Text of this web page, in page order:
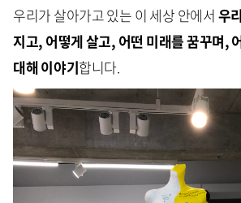
우리가 살아가고 있는 이 세상 안에서 우
지고, 어떻게 살고, 어떤 미래를 꿈꾸며,
대해 이야기합니다.